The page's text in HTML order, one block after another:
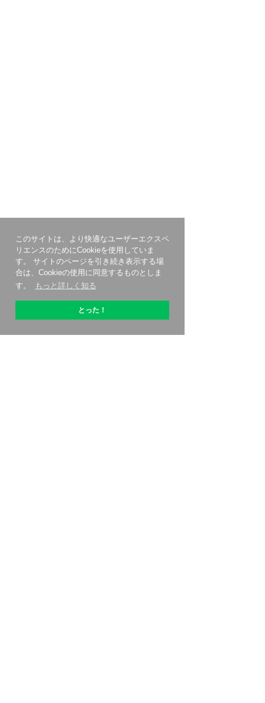
このサイトは、より快適なユーザーエクスペ
リエンスのためにCookieを使用していま
す。 サイトのページを引き続き表示する場
合は、Cookieの使用に同意するものとしま
す。
もっと詳しく知る
とった！